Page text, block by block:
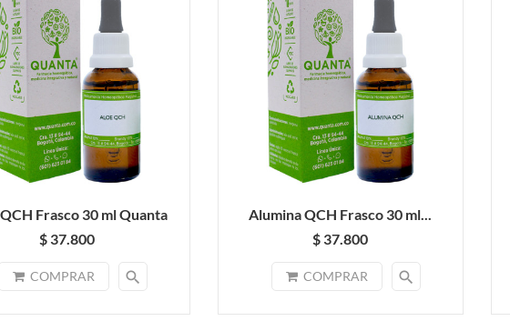
Frasco 30 ml Quanta
$ 37.800
COMPRAR search
Alumina QCH Frasco 30 ml...
$ 37.800
COMPRAR search